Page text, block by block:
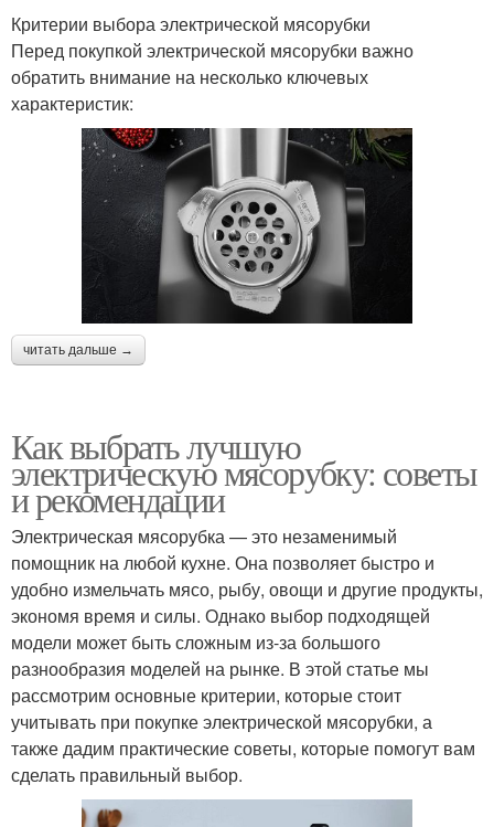
Критерии выбора электрической мясорубки
Перед покупкой электрической мясорубки важно
обратить внимание на несколько ключевых
характеристик:
читать дальше →
Как выбрать лучшую
электрическую мясорубку: советы
и рекомендации
Электрическая мясорубка — это незаменимый
помощник на любой кухне. Она позволяет быстро и
удобно измельчать мясо, рыбу, овощи и другие продукты,
экономя время и силы. Однако выбор подходящей
модели может быть сложным из-за большого
разнообразия моделей на рынке. В этой статье мы
рассмотрим основные критерии, которые стоит
учитывать при покупке электрической мясорубки, а
также дадим практические советы, которые помогут вам
сделать правильный выбор.